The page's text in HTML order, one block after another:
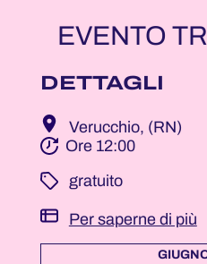
EVENTO
DETTAGLI
Verucchio, (RN)
Ore 12:00
­ gratuito
Per saperne di più